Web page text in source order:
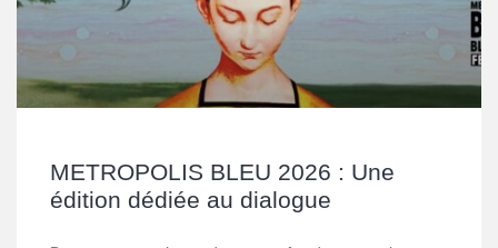
METROPOLIS BLEU 2026 : Une
édition dédiée au dialogue